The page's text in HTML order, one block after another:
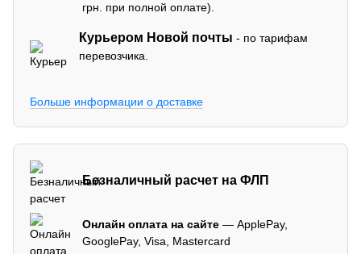
грн. при полной оплате).
Курьером Новой почты - по тарифам
перевозчика.
Больше информации о доставке
Безналичный расчет на ФЛП
Онлайн оплата на сайте — ApplePay,
GooglePay, Visa, Mastercard